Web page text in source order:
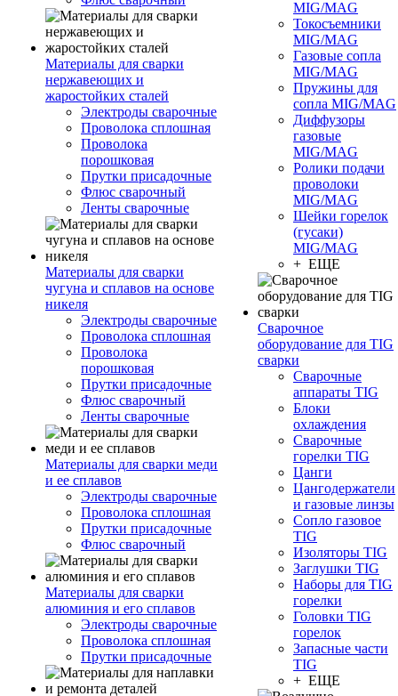
Материалы для сварки
нержавеющих и
жаростойких сталей
Электроды сварочные
Проволока сплошная
Проволока
порошковая
Прутки присадочные
Флюс сварочный
Ленты сварочные
Материалы для сварки
чугуна и сплавов на основе
никеля
Электроды сварочные
Проволока сплошная
Проволока
порошковая
Прутки присадочные
Флюс сварочный
Ленты сварочные
Материалы для сварки меди
и ее сплавов
Электроды сварочные
Проволока сплошная
Прутки присадочные
Флюс сварочный
Материалы для сварки
алюминия и его сплавов
Электроды сварочные
Проволока сплошная
Прутки присадочные
MIG/MAG
Токосъемники
MIG/MAG
Газовые сопла
MIG/MAG
Пружины для
сопла MIG/MAG
Диффузоры
газовые
MIG/MAG
Ролики подачи
проволоки
MIG/MAG
Шейки горелок
(гусаки)
MIG/MAG
+ ЕЩЕ
Сварочное
оборудование для TIG
сварки
Сварочные
аппараты TIG
Блоки
охлаждения
Сварочные
горелки TIG
Цанги
Цангодержатели
и газовые линзы
Сопло газовое
TIG
Изоляторы TIG
Заглушки TIG
Наборы для TIG
горелки
Головки TIG
горелок
Запасные части
TIG
+ ЕЩЕ